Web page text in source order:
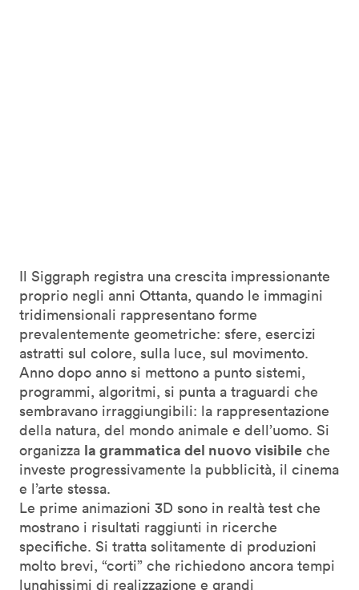
Il Siggraph registra una crescita impressionante
proprio negli anni Ottanta, quando le immagini
tridimensionali rappresentano forme
prevalentemente geometriche: sfere, esercizi
astratti sul colore, sulla luce, sul movimento.
Anno dopo anno si mettono a punto sistemi,
programmi, algoritmi, si punta a traguardi che
sembravano irraggiungibili: la rappresentazione
della natura, del mondo animale e dell’uomo. Si
organizza la grammatica del nuovo visibile che
investe progressivamente la pubblicità, il cinema
e l’arte stessa.
Le prime animazioni 3D sono in realtà test che
mostrano i risultati raggiunti in ricerche
specifiche. Si tratta solitamente di produzioni
molto brevi, “corti” che richiedono ancora tempi
lunghissimi di realizzazione e grandi